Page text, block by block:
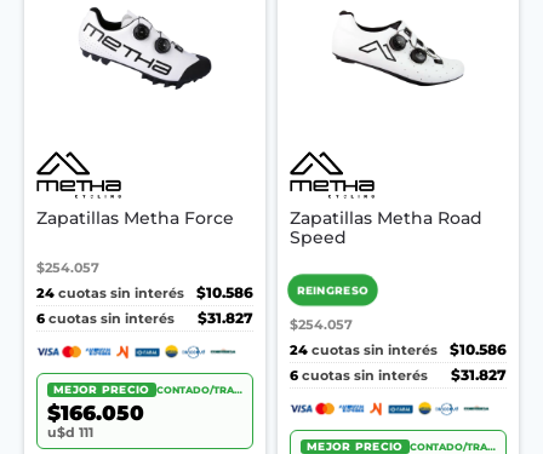
Zapatillas Metha Force
$254.057
24 cuotas sin interés
$10.586
6 cuotas sin interés $31.827
MEJOR PRECIO CONTADO/TRANSF.
$166.050
u$d 111
Zapatillas Metha Road
Speed
REINGRESO
$254.057
24 cuotas sin interés
$10.586
6 cuotas sin interés $31.827
MEJOR PRECIO CONTADO/TRANSF.